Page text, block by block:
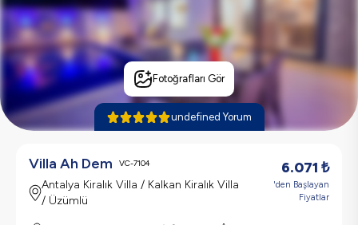
Fotoğrafları Gör
undefined Yorum
Villa Ah Dem VC-7104
Antalya Kiralık Villa / Kalkan Kiralık Villa
/ Üzümlü
6.071 ₺
'den Başlayan
Fiyatlar